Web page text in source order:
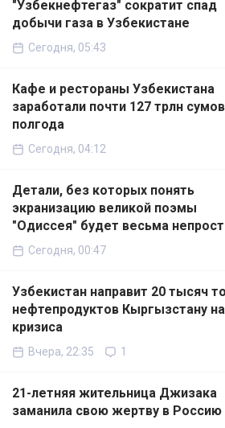
"Узбекнефтегаз" сократит спад
добычи газа в Узбекистане
Сегодня, 05:43
Кафе и рестораны Узбекистана
заработали почти 127 трлн
полгода
Сегодня, 04:12
Детали, без которых понять
экранизацию великой поэмы
"Одиссея" будет весьма
Сегодня, 00:47
Узбекистан направит 20 тысяч
нефтепродуктов Кыргызстану
кризиса
Вчера, 22:35 1
21-летняя жительница Джизака
заманила свою жертву в Россию